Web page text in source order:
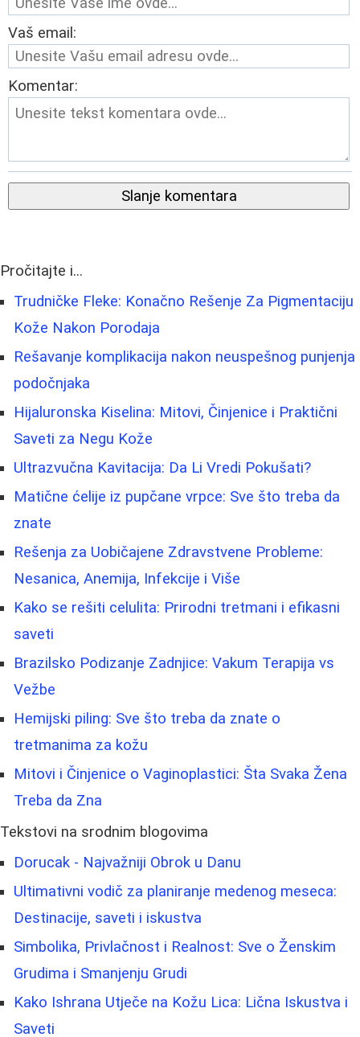
Vaš email:
Komentar:
Slanje komentara
Pročitajte i...
Trudničke Fleke: Konačno Rešenje Za Pigmentaciju
Kože Nakon Porodaja
Rešavanje komplikacija nakon neuspešnog punjenja
podočnjaka
Hijaluronska Kiselina: Mitovi, Činjenice i Praktični
Saveti za Negu Kože
Ultrazvučna Kavitacija: Da Li Vredi Pokušati?
Matične ćelije iz pupčane vrpce: Sve što treba da
znate
Rešenja za Uobičajene Zdravstvene Probleme:
Nesanica, Anemija, Infekcije i Više
Kako se rešiti celulita: Prirodni tretmani i efikasni
saveti
Brazilsko Podizanje Zadnjice: Vakum Terapija vs
Vežbe
Hemijski piling: Sve što treba da znate o
tretmanima za kožu
Mitovi i Činjenice o Vaginoplastici: Šta Svaka Žena
Treba da Zna
Tekstovi na srodnim blogovima
Dorucak - Najvažniji Obrok u Danu
Ultimativni vodič za planiranje medenog meseca:
Destinacije, saveti i iskustva
Simbolika, Privlačnost i Realnost: Sve o Ženskim
Grudima i Smanjenju Grudi
Kako Ishrana Utječe na Kožu Lica: Lična Iskustva i
Saveti